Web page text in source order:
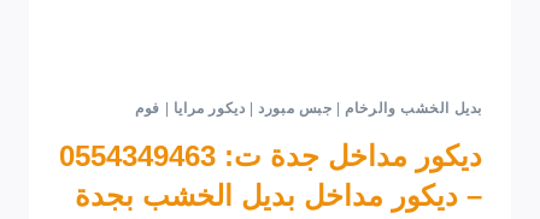
بديل الخشب والرخام | جبس مبورد | ديكور مرايا | فوم
ديكور مداخل جدة ت: 0554349463
– ديكور مداخل بديل الخشب بجدة